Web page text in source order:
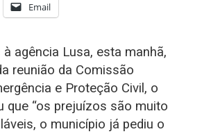
Email
agência Lusa, esta manhã,
reunião da Comissão
e Proteção Civil, o
que “os prejuízos são muito
o município já pediu o